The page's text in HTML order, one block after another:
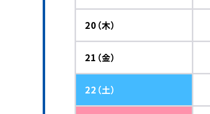
20（木）
21（金）
22（土）